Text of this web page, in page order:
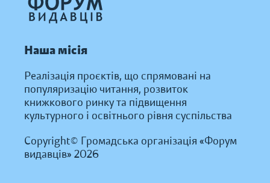
Наша місія
Реалізація проєктів, що спрямовані на
популяризацію читання, розвиток
книжкового ринку та підвищення
культурного і освітнього рівня суспільства
Copyright© Громадська організація «Форум
видавців» 2026